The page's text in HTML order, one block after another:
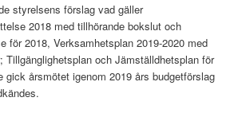
styrelsens förslag vad gäller
2018 med tillhörande bokslut och
för 2018, Verksamhetsplan 2019-2020 med
Tillgänglighetsplan och Jämställdhetsplan för
gick årsmötet igenom 2019 års budgetförslag